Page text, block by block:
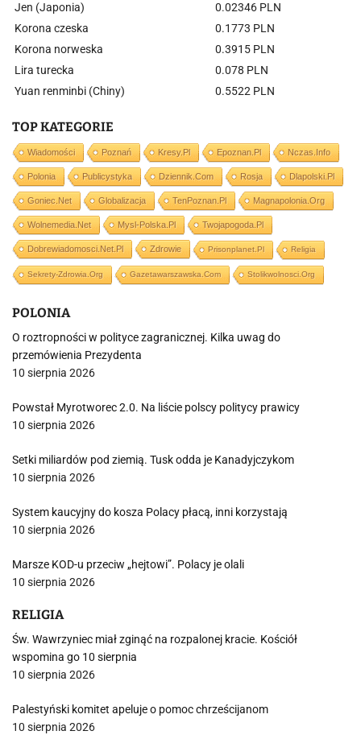
Jen (Japonia)
0.02346 PLN
Korona czeska
0.1773 PLN
Korona norweska
0.3915 PLN
Lira turecka
0.078 PLN
Yuan renminbi (Chiny)
0.5522 PLN
TOP KATEGORIE
Wiadomości Poznań Kresy.pl Epoznan.pl Nczas.info
Polonia Publicystyka Dziennik.com Rosja Dlapolski.pl
Goniec.net Globalizacja TenPoznan.pl Magnapolonia.org
Wolnemedia.net Mysl-Polska.pl Twojapogoda.pl
Dobrewiadomosci.net.pl Zdrowie Prisonplanet.pl Religia
Sekrety-Zdrowia.org Gazetawarszawska.com Stolikwolnosci.org
POLONIA
O roztropności w polityce zagranicznej. Kilka uwag do
przemówienia Prezydenta
10 sierpnia 2026
Powstał Myrotworec 2.0. Na liście polscy politycy prawicy
10 sierpnia 2026
Setki miliardów pod ziemią. Tusk odda je Kanadyjczykom
10 sierpnia 2026
System kaucyjny do kosza Polacy płacą, inni korzystają
10 sierpnia 2026
Marsze KOD-u przeciw „hejtowi”. Polacy je olali
10 sierpnia 2026
RELIGIA
Św. Wawrzyniec miał zginąć na rozpalonej kracie. Kościół
wspomina go 10 sierpnia
10 sierpnia 2026
Palestyński komitet apeluje o pomoc chrześcijanom
10 sierpnia 2026